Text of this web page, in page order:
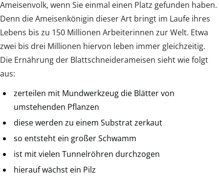
Ameisenvolk, wenn Sie einmal einen Platz gefunden haben.
Denn die Ameisenkönigin dieser Art bringt im Laufe ihres
Lebens bis zu 150 Millionen Arbeiterinnen zur Welt. Etwa
zwei bis drei Millionen hiervon leben immer gleichzeitig.
Die Ernährung der Blattschneiderameisen sieht wie folgt
aus:
zerteilen mit Mundwerkzeug die Blätter von
umstehenden Pflanzen
diese werden zu einem Substrat zerkaut
so entsteht ein großer Schwamm
ist mit vielen Tunnelröhren durchzogen
hierauf wächst ein Pilz